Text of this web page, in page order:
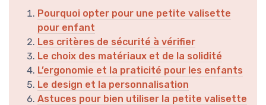
Pourquoi opter pour une petite valisette
pour enfant
Les critères de sécurité à vérifier
Le choix des matériaux et de la solidité
L’ergonomie et la praticité pour les enfants
Le design et la personnalisation
Astuces pour bien utiliser la petite valisette